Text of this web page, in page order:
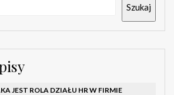
Szukaj
JEST ROLA DZIAŁU HR W FIRMIE